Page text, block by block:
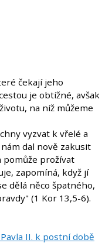
čekají jeho
je obtížné, avšak
na níž můžeme
vyzvat k vřelé a
dal nově zakusit
prožívat
zapomíná, když jí
dělá něco špatného,
(1 Kor 13,5-6).
II. k postní době